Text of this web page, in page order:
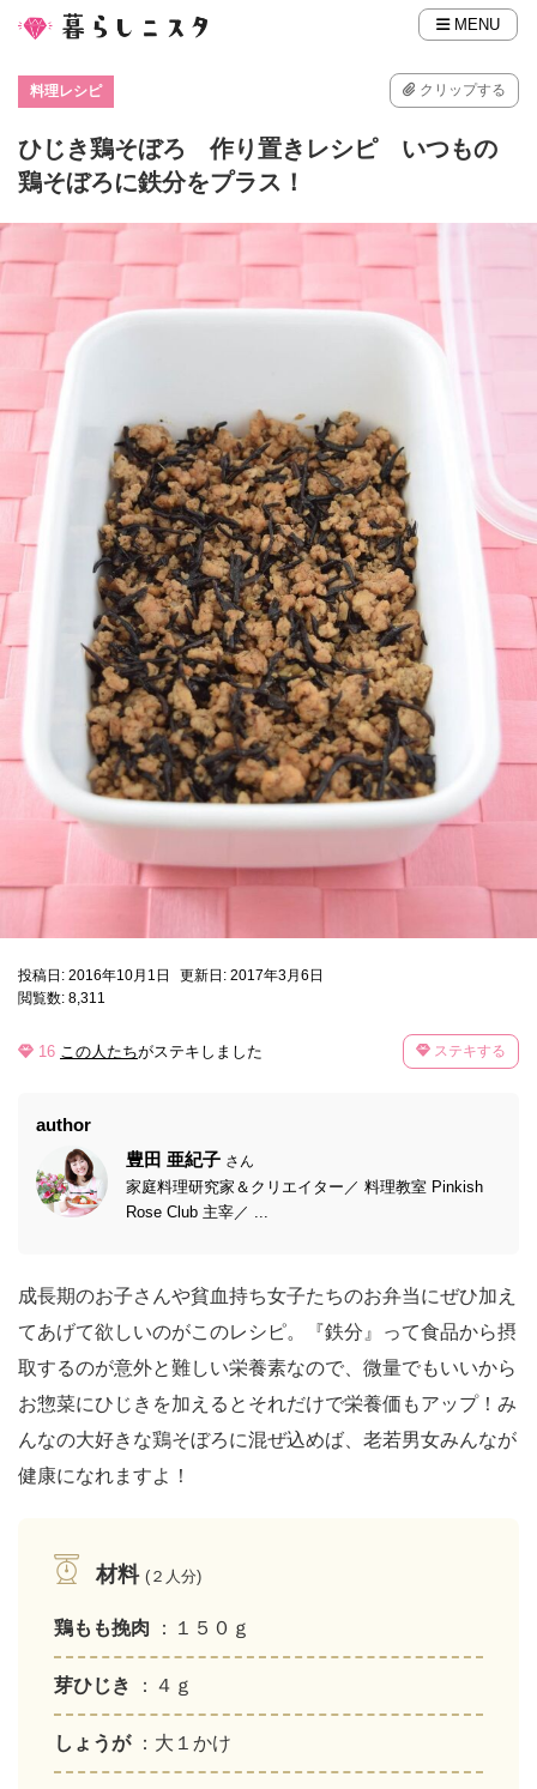
MENU
料理レシピ クリップする
ひじき鶏そぼろ 作り置きレシピ いつもの
鶏そぼろに鉄分をプラス！
投稿日: 2016年10月1日
更新日: 2017年3月6日
閲覧数: 8,311
16 この人たちがステキしました ステキする
author
豊田 亜紀子 さん
家庭料理研究家＆クリエイター／ 料理教室 Pinkish
Rose Club 主宰／ ...
成長期のお子さんや貧血持ち女子たちのお弁当にぜひ加え
てあげて欲しいのがこのレシピ。『鉄分』って食品から摂
取するのが意外と難しい栄養素なので、微量でもいいから
お惣菜にひじきを加えるとそれだけで栄養価もアップ！み
んなの大好きな鶏そぼろに混ぜ込めば、老若男女みんなが
健康になれますよ！
材料 (２人分)
鶏もも挽肉 ：１５０ｇ
芽ひじき ：４ｇ
しょうが ：大１かけ